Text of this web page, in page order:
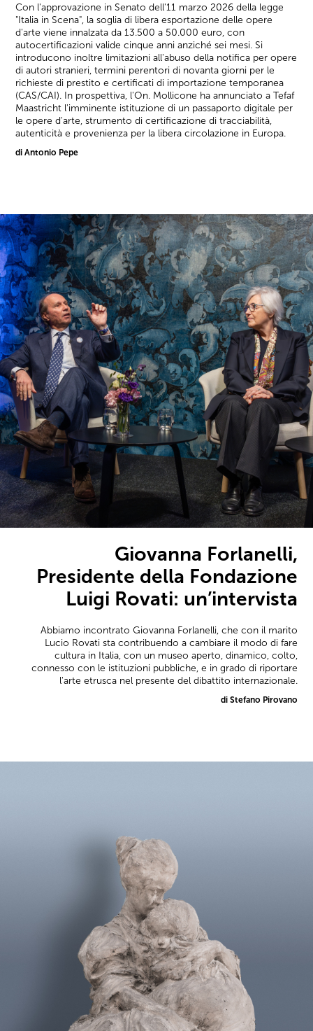
Con l'approvazione in Senato dell'11 marzo 2026 della legge
"Italia in Scena", la soglia di libera esportazione delle opere
d'arte viene innalzata da 13.500 a 50.000 euro, con
autocertificazioni valide cinque anni anziché sei mesi. Si
introducono inoltre limitazioni all'abuso della notifica per opere
di autori stranieri, termini perentori di novanta giorni per le
richieste di prestito e certificati di importazione temporanea
(CAS/CAI). In prospettiva, l'On. Mollicone ha annunciato a Tefaf
Maastricht l'imminente istituzione di un passaporto digitale per
le opere d'arte, strumento di certificazione di tracciabilità,
autenticità e provenienza per la libera circolazione in Europa.
di Antonio Pepe
Giovanna Forlanelli,
Presidente della Fondazione
Luigi Rovati: un’intervista
Abbiamo incontrato Giovanna Forlanelli, che con il marito
Lucio Rovati sta contribuendo a cambiare il modo di fare
cultura in Italia, con un museo aperto, dinamico, colto,
connesso con le istituzioni pubbliche, e in grado di riportare
l'arte etrusca nel presente del dibattito internazionale.
di Stefano Pirovano